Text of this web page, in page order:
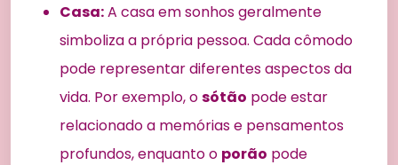
Casa:A casa em sonhos geralmente
simboliza a própria pessoa. Cada cômodo
pode representar diferentes aspectos da
vida. Por exemplo, osótão pode estar
relacionado a memórias e pensamentos
profundos, enquanto o porão pode